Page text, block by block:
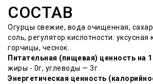
СОСТАВ
Огурцы свежие, вода очищенная,
соль, регулятор кислотности: уксусная
горчицы, чеснок.
Питательная (пищевая) ценность на
жиры - 0г, углеводы — 3г
Энергетическая ценность